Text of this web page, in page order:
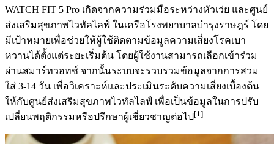
WATCH FIT 5 Pro เกิดจากความร่วมมือระหว่างหัวเว่ย และศูนย์
ส่งเสริมสุขภาพไวทัลไลฟ์ ในเครือโรงพยาบาลบำรุงราษฎร์ โดย
มีเป้าหมายเพื่อช่วยให้ผู้ใช้ติดตามข้อมูลความเสี่ยงโรคเบา
หวานได้ตั้งแต่ระยะเริ่มต้น โดยผู้ใช้งานสามารถเลือกเข้าร่วม
ผ่านสมาร์ทวอทช์ จากนั้นระบบจะรวบรวมข้อมูลจากการสวม
ใส่ 3-14 วัน เพื่อวิเคราะห์และประเมินระดับความเสี่ยงเบื้องต้น
ให้กับศูนย์ส่งเสริมสุขภาพไวทัลไลฟ์ เพื่อเป็นข้อมูลในการปรับ
เปลี่ยนพฤติกรรมหรือปรึกษาผู้เชี่ยวชาญต่อไป [1]